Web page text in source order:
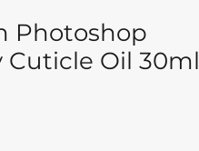
Photoshop
Cuticle Oil 30ml